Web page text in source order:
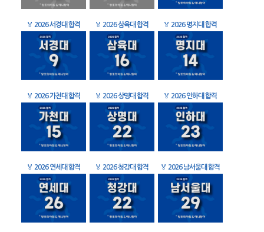
🏅 2026 서경대 합격 🏅 2026 삼육대 합격 🏅 2026 명지대 합격
🏅 2026 가천대 합격 🏅 2026 상명대 합격 🏅 2026 인하대 합격
🏅 2026 연세대 합격 🏅 2026 청강대 합격 🏅 2026 남서울대 합격